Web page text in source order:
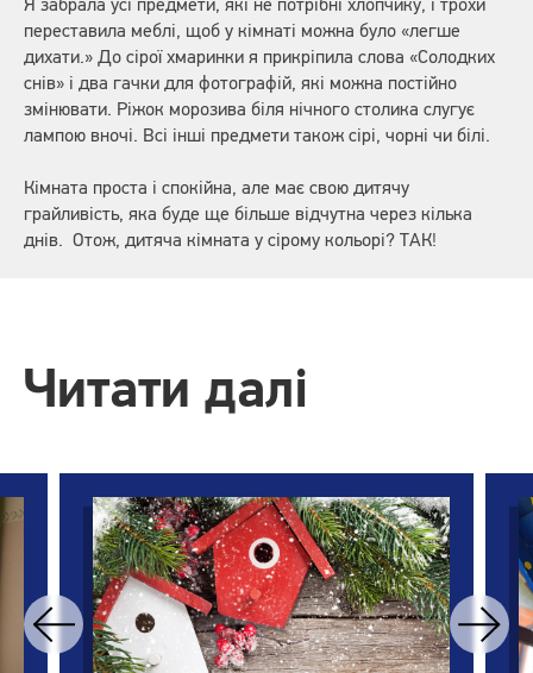
Я забрала усі предмети, які не потрібні хлопчику, і трохи
переставила меблі, щоб у кімнаті можна було «легше
дихати.» До сірої хмаринки я прикріпила слова «Солодких
снів» і два гачки для фотографій, які можна постійно
змінювати. Ріжок морозива біля нічного столика слугує
лампою вночі. Всі інші предмети також сірі, чорні чи білі.
Кімната проста і спокійна, але має свою дитячу
грайливість, яка буде ще більше відчутна через кілька
днів. Отож, дитяча кімната у сірому кольорі? ТАК!
Читати далі